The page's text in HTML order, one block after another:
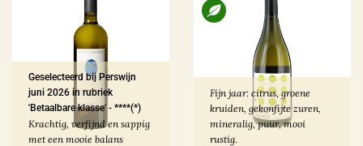
Geselecteerd bij Perswijn
juni 2026 in rubriek
'Betaalbare klasse' - ****(*)
Krachtig, verfijnd en sappig
met een mooie balans
Fijn jaar: citrus, groene
kruiden, gekonfijte zuren,
mineralig, puur, mooi
rustig.